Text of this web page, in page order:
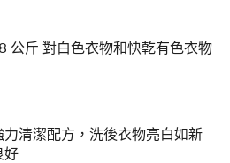
公斤 對白色衣物和快亁有色衣物
清潔配方，洗後衣物亮白如新
好